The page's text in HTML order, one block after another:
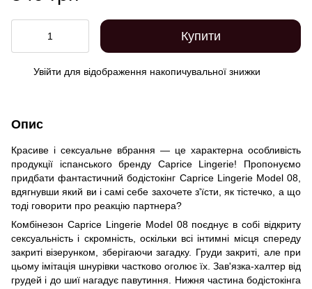
Купити
Увійти для відображення накопичувальної знижки
Опис
Красиве і сексуальне вбрання — це характерна особливість
продукції іспанського бренду Caprice Lingerie! Пропонуємо
придбати фантастичний бодістокінг Caprice Lingerie Model 08,
вдягнувши який ви і самі себе захочете з'їсти, як тістечко, а що
тоді говорити про реакцію партнера?
Комбінезон Caprice Lingerie Model 08 поєднує в собі відкриту
сексуальність і скромність, оскільки всі інтимні місця спереду
закриті візерунком, зберігаючи загадку. Груди закриті, але при
цьому імітація шнурівки частково оголює їх. Зав'язка-халтер від
грудей і до шиї нагадує павутиння. Нижня частина бодістокінга